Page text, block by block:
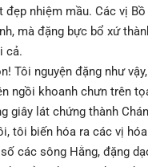
nhiệm mầu. Các vị Bồ
mà đặng bực bổ xứ
cả.
Tôi nguyện đặng như
ngồi khoanh chưn trên
giây lát chứng thành
tôi biến hóa ra các vị
các sông Hằng, đặng